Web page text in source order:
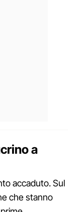
a
accaduto. Sul
che stanno